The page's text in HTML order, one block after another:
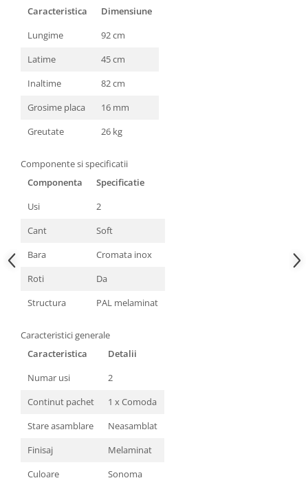
Caracteristica
Dimensiune
Lungime
92 cm
Latime
45 cm
Inaltime
82 cm
Grosime placa
16 mm
Greutate
26 kg
Componente si specificatii
Componenta
Specificatie
Usi
2
Cant
Soft
Bara
Cromata inox
Roti
Da
Structura
PAL melaminat
Caracteristici generale
Caracteristica
Detalii
Numar usi
2
Continut pachet
1 x Comoda
Stare asamblare
Neasamblat
Finisaj
Melaminat
Culoare
Sonoma